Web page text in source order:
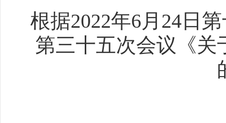
根据2022年6月24日
第三十五次会议《关